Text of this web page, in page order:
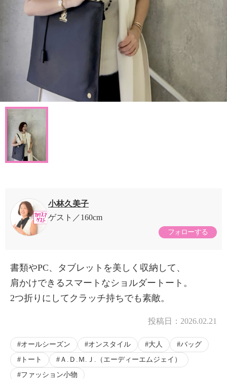
小林久美子
ゲスト
160cm
フォローする
書類やPC、タブレットを美しく収納して、
肩かけできるスマートなショルダートート。
2つ折りにしてクラッチ持ちでも素敵。
投稿日： 2026.02.21
オールシーズン オンスタイル 大人
バッグ
トート
Ａ.Ｄ.Ｍ.Ｊ.（エーディーエムジェイ）
ファッション小物